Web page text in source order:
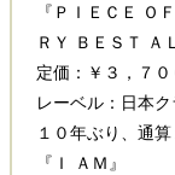
『ＰＩＥＣＥ Ｏ
ＲＹ ＢＥＳＴ Ａ
定価：￥３，７０
レーベル：日本
１０年ぶり、通
『Ｉ ＡＭ』